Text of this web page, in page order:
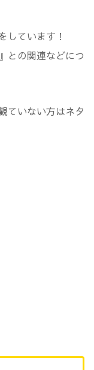
しています！
との関連などにつ
ていない方はネタ